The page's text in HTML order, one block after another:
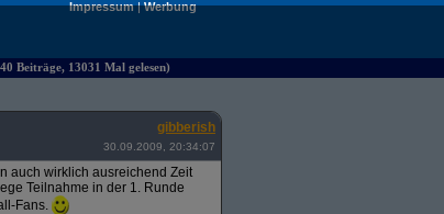
Impressum|Werbung
Beiträge, 13031 Mal gelesen)
gibberish
30.09.2009, 20:34:07
auch wirklich ausreichend Zeit
Teilnahme in der 1. Runde
Fans.